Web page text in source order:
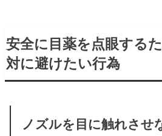
安全に目薬を点眼する
対に避けたい行為
ノズルを目に触れさせ